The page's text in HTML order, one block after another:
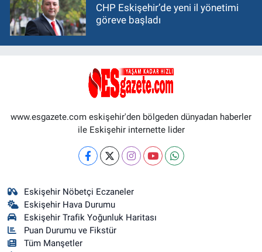
CHP Eskişehir’de yeni il yönetimi
göreve başladı
www.esgazete.com eskişehir'den bölgeden dünyadan haberler
ile Eskişehir internette lider
Eskişehir Nöbetçi Eczaneler
Eskişehir Hava Durumu
Eskişehir Trafik Yoğunluk Haritası
Puan Durumu ve Fikstür
Tüm Manşetler